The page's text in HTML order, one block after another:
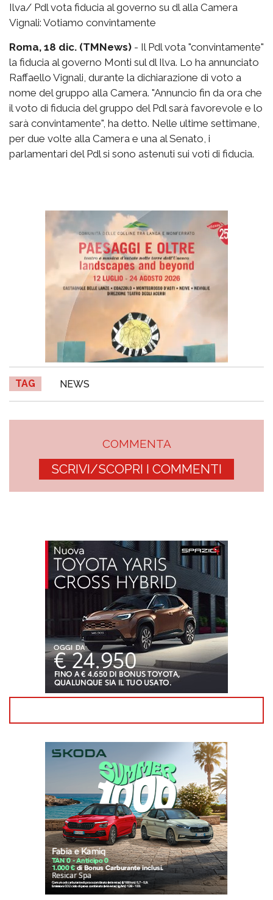
Ilva/ Pdl vota fiducia al governo su dl alla Camera
Vignali: Votiamo convintamente
Roma, 18 dic. (TMNews) - Il Pdl vota "convintamente"
la fiducia al governo Monti sul dl Ilva. Lo ha annunciato
Raffaello Vignali, durante la dichiarazione di voto a
nome del gruppo alla Camera. "Annuncio fin da ora che
il voto di fiducia del gruppo del Pdl sarà favorevole e lo
sarà convintamente", ha detto. Nelle ultime settimane,
per due volte alla Camera e una al Senato, i
parlamentari del Pdl si sono astenuti sui voti di fiducia.
TAG NEWS
COMMENTA
SCRIVI/SCOPRI I COMMENTI